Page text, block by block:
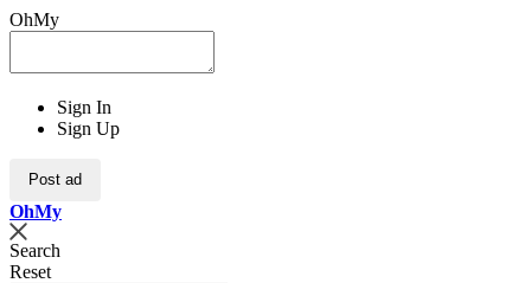
OhMy
Sign In
Sign Up
Post ad
OhMy
Search
Reset